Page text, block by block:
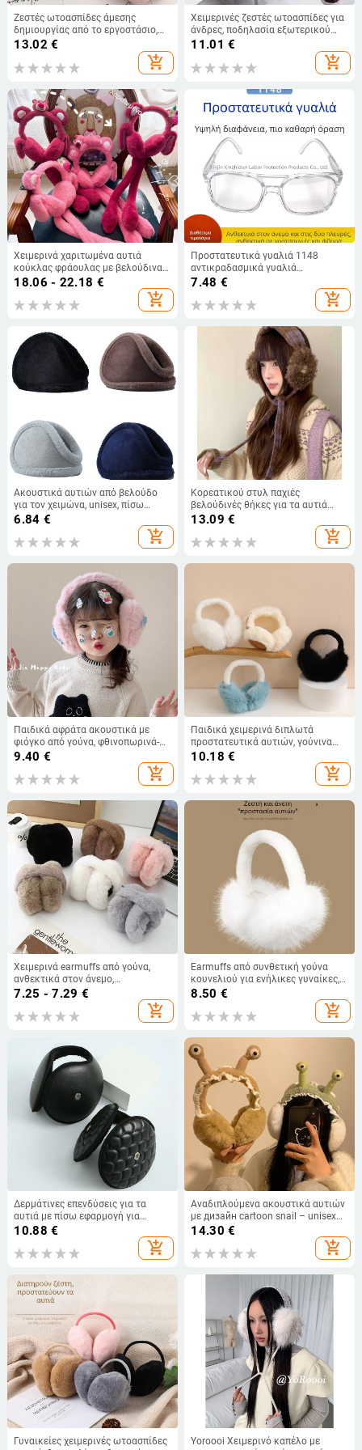
Ζεστές ωτοασπίδες άμεσης
δημιουργίας από το εργοστάσιο,
γυναικείες ωτοασπίδες με φιόγκο,
πτυσσόμενες χειμωνιάτικες ζεστές
ωτοασπίδες
13.02 €
add_shopping_cart
Χειμερινές ζεστές ωτοασπίδες για
άνδρες, ποδηλασία εξωτερικού
χώρου, αντιψυκτική προστασία
αυτιών, τεχνητό, παχύρρευστο
πίσω μέρος, μεγάλες ωτοασπίδες
11.01 €
add_shopping_cart
Χειμερινά χαριτωμένα αυτιά
κούκλας φράουλας με βελούδινα
καλύμματα αυτιών για γονείς-
αερόσακο γλυκά καλύμματα
18.06 - 22.18 €
add_shopping_cart
Προστατευτικά γυαλιά 1148
αντικραδασμικά γυαλιά
αντιολισθητικά, αντιανεμικά,
διαφανή, προστατευτικά γυαλιά
για τα μάτια, ανθεκτικά στη σκόνη,
εργασία
7.48 €
add_shopping_cart
Ακουστικά αυτιών από βελούδο
για τον χειμώνα, unisex, πίσω
εφαρμογή, μονόχρωμα, ζεστά
6.84 €
add_shopping_cart
Κορεατικού στυλ παχιές
βελούδινές θήκες για τα αυτιά
γυναικών, με λουριά, χειμερινή
εξωτερικοί χώροι, ενήλικοι
13.09 €
add_shopping_cart
Παιδικά αφράτα ακουστικά με
φιόγκο από γούνα, φθινοπωρινά-
χειμωνιάτικα, ανθεκτικά στον
άνεμο και ζεστά για εξωτερικούς
χώρους
9.40 €
add_shopping_cart
Παιδικά χειμερινά διπλωτά
προστατευτικά αυτιών, γούνινα
θερμαντικά καλύμματα αυτιών,
10.18 €
add_shopping_cart
Χειμερινά earmuffs από γούνα,
ανθεκτικά στον άνεμο,
πτυσσόμενα, παχιά, unisex για
7.25 - 7.29 €
add_shopping_cart
Earmuffs από συνθετική γούνα
κουνελιού για ενήλικες γυναίκες,
ζεστά και ανθεκτικά στον άνεμο
για τον χειμώνα, μονοχρωτικό
σχέδιο
8.50 €
add_shopping_cart
Δερμάτινες επενδύσεις για τα
αυτιά με πίσω εφαρμογή για
άνδρες – χειμερινή ζέστη,
κατάλληλες για ποδηλασία
10.88 €
add_shopping_cart
Αναδιπλούμενα ακουστικά αυτιών
με дизайн cartoon snail – unisex
ενήλικας, κασμίρι, ζεστά για
εξωτερικούς χώρους φθινόπωρο/
χειμώνα
14.30 €
add_shopping_cart
Γυναικείες χειμερινές ωτοασπίδες
Yoroooi Χειμερινό καπέλο με